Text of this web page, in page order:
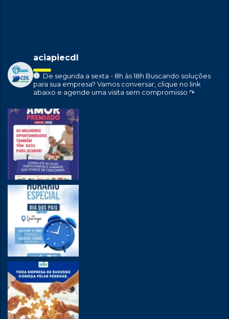
aciapiecdl
De segunda a sexta - 8h às 18h Buscando soluções
para sua empresa? Vamos conversar, clique no link
abaixo e agende uma visita sem compromisso ↷